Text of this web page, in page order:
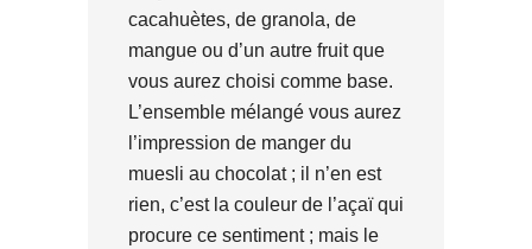
cacahuètes, de granola, de
mangue ou d’un autre fruit que
vous aurez choisi comme base.
L’ensemble mélangé vous aurez
l’impression de manger du
muesli au chocolat ; il n’en est
rien, c’est la couleur de l’açaï qui
procure ce sentiment ; mais le